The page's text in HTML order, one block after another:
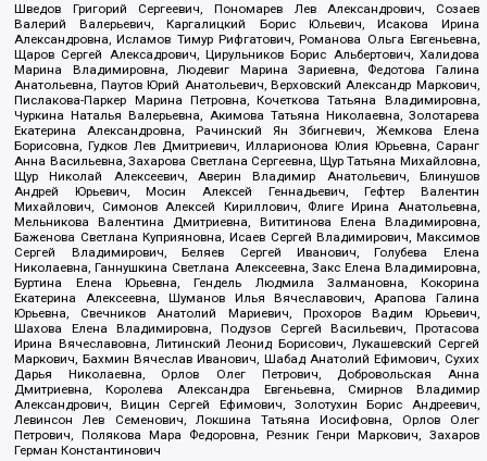
Шведов Григорий Сергеевич, Пономарев Лев Александрович, Созаев
Валерий Валерьевич, Каргалицкий Борис Юльевич, Исакова Ирина
Александровна, Исламов Тимур Рифгатович, Романова Ольга Евгеньевна,
Щаров Сергей Алексадрович, Цирульников Борис Альбертович, Халидова
Марина Владимировна, Людевиг Марина Зариевна, Федотова Галина
Анатольевна, Паутов Юрий Анатольевич, Верховский Александр Маркович,
Пислакова-Паркер Марина Петровна, Кочеткова Татьяна Владимировна,
Чуркина Наталья Валерьевна, Акимова Татьяна Николаевна, Золотарева
Екатерина Александровна, Рачинский Ян Збигневич, Жемкова Елена
Борисовна, Гудков Лев Дмитриевич, Илларионова Юлия Юрьевна, Саранг
Анна Васильевна, Захарова Светлана Сергеевна, Щур Татьяна Михайловна,
Щур Николай Алексеевич, Аверин Владимир Анатольевич, Блинушов
Андрей Юрьевич, Мосин Алексей Геннадьевич, Гефтер Валентин
Михайлович, Симонов Алексей Кириллович, Флиге Ирина Анатольевна,
Мельникова Валентина Дмитриевна, Вититинова Елена Владимировна,
Баженова Светлана Куприяновна, Исаев Сергей Владимирович, Максимов
Сергей Владимирович, Беляев Сергей Иванович, Голубева Елена
Николаевна, Ганнушкина Светлана Алексеевна, Закс Елена Владимировна,
Буртина Елена Юрьевна, Гендель Людмила Залмановна, Кокорина
Екатерина Алексеевна, Шуманов Илья Вячеславович, Арапова Галина
Юрьевна, Свечников Анатолий Мариевич, Прохоров Вадим Юрьевич,
Шахова Елена Владимировна, Подузов Сергей Васильевич, Протасова
Ирина Вячеславовна, Литинский Леонид Борисович, Лукашевский Сергей
Маркович, Бахмин Вячеслав Иванович, Шабад Анатолий Ефимович, Сухих
Дарья Николаевна, Орлов Олег Петрович, Добровольская Анна
Дмитриевна, Королева Александра Евгеньевна, Смирнов Владимир
Александрович, Вицин Сергей Ефимович, Золотухин Борис Андреевич,
Левинсон Лев Семенович, Локшина Татьяна Иосифовна, Орлов Олег
Петрович, Полякова Мара Федоровна, Резник Генри Маркович, Захаров
Герман Константинович